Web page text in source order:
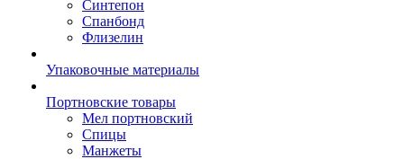
Синтепон
Спанбонд
Флизелин
Упаковочные материалы
Портновские товары
Мел портновский
Спицы
Манжеты